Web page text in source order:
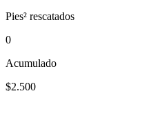
Pies² rescatados
0
Acumulado
$2.500